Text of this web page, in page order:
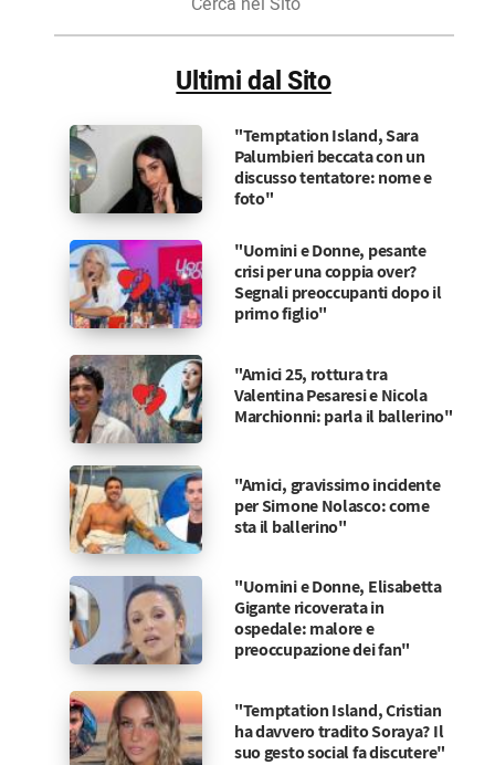
Sito
Ultimi dal Sito
"Temptation Island, Sara
Palumbieri beccata con un
discusso tentatore: nome e
foto"
"Uomini e Donne, pesante
crisi per una coppia over?
Segnali preoccupanti dopo il
primo figlio"
"Amici 25, rottura tra
Valentina Pesaresi e Nicola
Marchionni: parla il ballerino"
"Amici, gravissimo incidente
per Simone Nolasco: come
sta il ballerino"
"Uomini e Donne, Elisabetta
Gigante ricoverata in
ospedale: malore e
preoccupazione dei fan"
"Temptation Island, Cristian
ha davvero tradito Soraya? Il
suo gesto social fa discutere"